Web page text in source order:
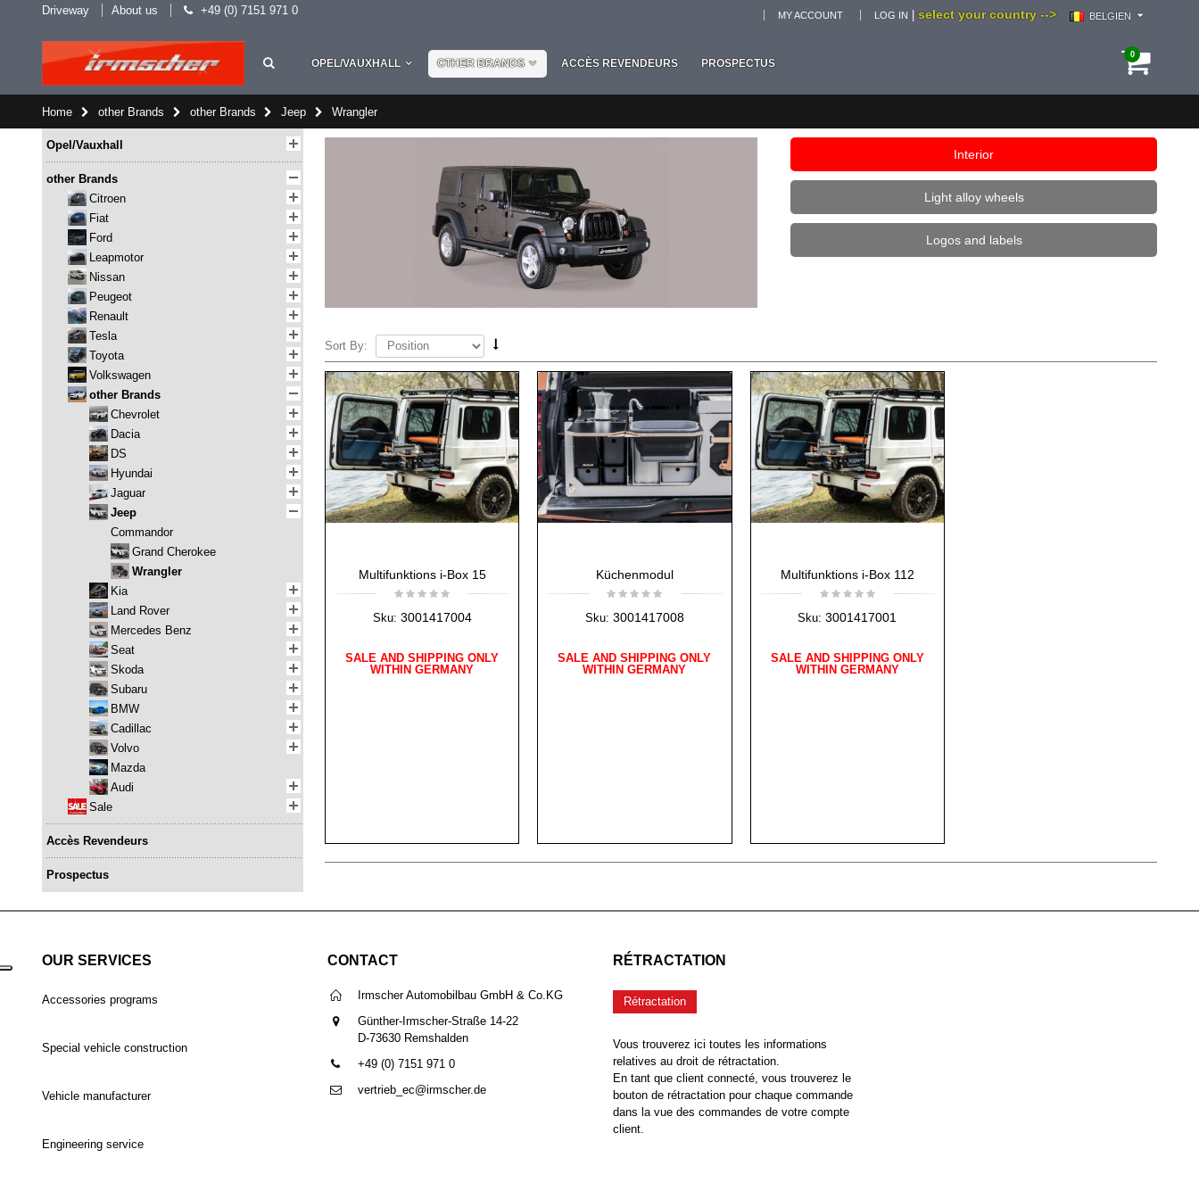
Driveway About us +49 (0) 7151 971 0 select your country --> BELGIEN
MY ACCOUNT LOG IN
0
OPEL/VAUXHALL OTHER BRANDS ACCÈS REVENDEURS PROSPECTUS
Home other Brands other Brands Jeep Wrangler
Interior
Light alloy wheels
Logos and labels
Sort By:
Multifunktions i-Box 15
Sku: 3001417004
SALE AND SHIPPING ONLY
WITHIN GERMANY
Küchenmodul
Sku: 3001417008
SALE AND SHIPPING ONLY
WITHIN GERMANY
Multifunktions i-Box 112
Sku: 3001417001
SALE AND SHIPPING ONLY
WITHIN GERMANY
Opel/Vauxhall
other Brands
Citroen
Fiat
Ford
Leapmotor
Nissan
Peugeot
Renault
Tesla
Toyota
Volkswagen
other Brands
Chevrolet
Dacia
DS
Hyundai
Jaguar
Jeep
Commandor
Grand Cherokee
Wrangler
Kia
Land Rover
Mercedes Benz
Seat
Skoda
Subaru
BMW
Cadillac
Volvo
Mazda
Audi
Sale
Accès Revendeurs
Prospectus
OUR SERVICES
Accessories programs
Special vehicle construction
Vehicle manufacturer
Engineering service
CONTACT
Irmscher Automobilbau GmbH & Co.KG
Günther-Irmscher-Straße 14-22
D-73630 Remshalden
+49 (0) 7151 971 0
vertrieb_ec@irmscher.de
RÉTRACTATION
Rétractation
Vous trouverez ici toutes les informations
relatives au droit de rétractation.
En tant que client connecté, vous trouverez le
bouton de rétractation pour chaque commande
dans la vue des commandes de votre compte
client.